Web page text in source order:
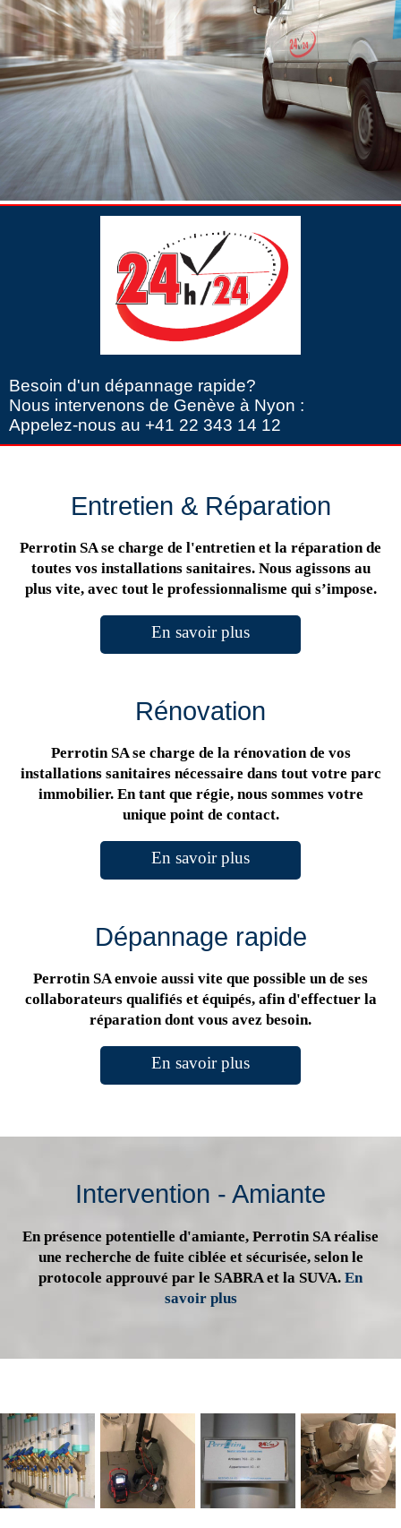
Besoin d'un dépannage rapide?
Nous intervenons de Genève à Nyon :
Appelez-nous au +41 22 343 14 12
Entretien & Réparation
Perrotin SA se charge de l'entretien et la réparation de
toutes vos installations sanitaires. Nous agissons au
plus vite, avec tout le professionnalisme qui s’impose.
En savoir plus
Rénovation
Perrotin SA se charge de la rénovation de vos
installations sanitaires nécessaire dans tout votre parc
immobilier. En tant que régie, nous sommes votre
unique point de contact.
En savoir plus
Dépannage rapide
Perrotin SA envoie aussi vite que possible un de ses
collaborateurs qualifiés et équipés, afin d'effectuer la
réparation dont vous avez besoin.
En savoir plus
Intervention - Amiante
En présence potentielle d'amiante, Perrotin SA réalise
une recherche de fuite ciblée et sécurisée, selon le
protocole approuvé par le SABRA et la SUVA. En
savoir plus